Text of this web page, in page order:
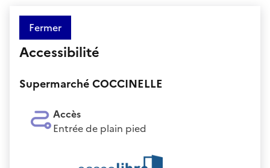
Fermer
Accessibilité
Supermarché COCCINELLE
Accès
Entrée de plain pied